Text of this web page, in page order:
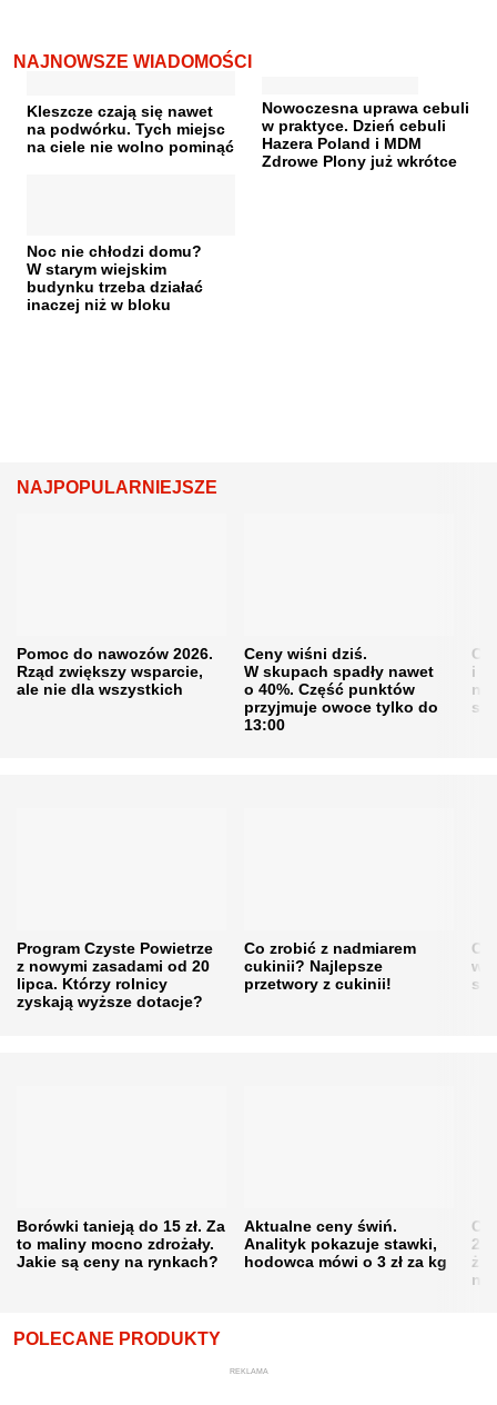
NAJNOWSZE WIADOMOŚCI
Kleszcze czają się nawet
na podwórku. Tych miejsc
na ciele nie wolno pominąć
Nowoczesna uprawa cebuli
w praktyce. Dzień cebuli
Hazera Poland i MDM
Zdrowe Plony już wkrótce
Noc nie chłodzi domu?
W starym wiejskim
budynku trzeba działać
inaczej niż w bloku
NAJPOPULARNIEJSZE
Pomoc do nawozów 2026.
Rząd zwiększy wsparcie,
ale nie dla wszystkich
Ceny wiśni dziś.
W skupach spadły nawet
o 40%. Część punktów
przyjmuje owoce tylko do
13:00
i
Program Czyste Powietrze
z nowymi zasadami od 20
lipca. Którzy rolnicy
zyskają wyższe dotacje?
Co zrobić z nadmiarem
cukinii? Najlepsze
przetwory z cukinii!
w
Borówki tanieją do 15 zł. Za
to maliny mocno zdrożały.
Jakie są ceny na rynkach?
Aktualne ceny świń.
Analityk pokazuje stawki,
hodowca mówi o 3 zł za kg
POLECANE PRODUKTY
REKLAMA